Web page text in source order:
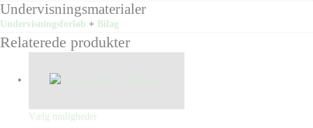
Undervisningsmaterialer
Undervisningsforløb + Bilag
Relaterede produkter
Vælg muligheder